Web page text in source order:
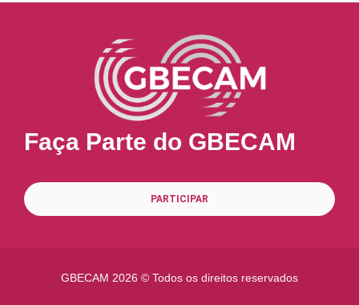
Faça Parte do GBECAM
PARTICIPAR
GBECAM 2026 © Todos os direitos reservados